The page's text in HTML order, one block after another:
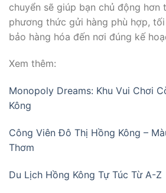
chuyển sẽ giúp bạn chủ động hơn
phương thức gửi hàng phù hợp,
bảo hàng hóa đến nơi đúng kế
Xem thêm:
Monopoly Dreams: Khu Vui Chơi
Kông
Công Viên Đô Thị Hồng Kông –
Thơm
Du Lịch Hồng Kông Tự Túc Từ A-Z